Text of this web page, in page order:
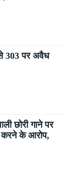
303 पर अवैध
छोरी गाने पर
करने के आरोप,